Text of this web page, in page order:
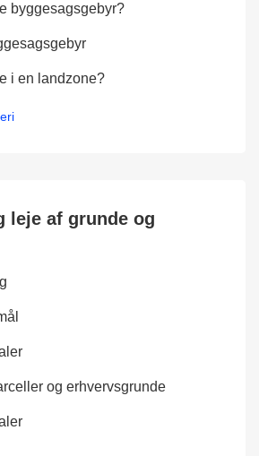
byggesagsgebyr?
i en landzone?
leje af grunde og
og erhvervsgrunde